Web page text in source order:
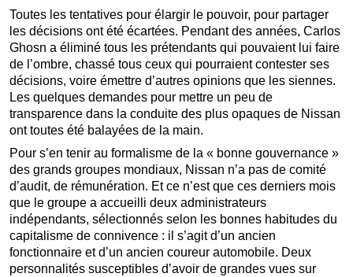
Toutes les tentatives pour élargir le pouvoir, pour partager
les décisions ont été écartées. Pendant des années, Carlos
Ghosn a éliminé tous les prétendants qui pouvaient lui faire
de l’ombre, chassé tous ceux qui pourraient contester ses
décisions, voire émettre d’autres opinions que les siennes.
Les quelques demandes pour mettre un peu de
transparence dans la conduite des plus opaques de Nissan
ont toutes été balayées de la main.
Pour s’en tenir au formalisme de la « bonne gouvernance »
des grands groupes mondiaux, Nissan n’a pas de comité
d’audit, de rémunération. Et ce n’est que ces derniers mois
que le groupe a accueilli deux administrateurs
indépendants, sélectionnés selon les bonnes habitudes du
capitalisme de connivence : il s’agit d’un ancien
fonctionnaire et d’un ancien coureur automobile. Deux
personnalités susceptibles d’avoir de grandes vues sur